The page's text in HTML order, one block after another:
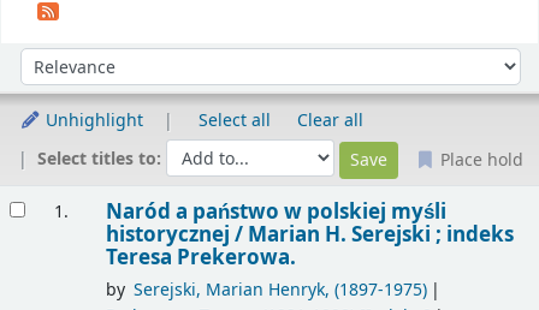
Sort by:
Unhighlight Select all
Clear all
Select titles to:
Place hold
1. Naród a państwo w polskiej myśli
historycznej / Marian H. Serejski ; indeks
Teresa Prekerowa.
by Serejski, Marian Henryk, (1897-1975)